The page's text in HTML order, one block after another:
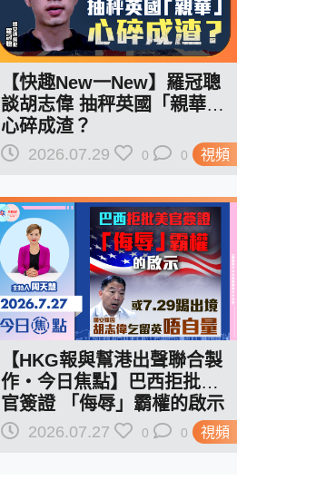
視頻
【快趣New一New】羅冠聰
談胡志偉 抽秤英國「親華」
心碎成渣？
2026.07.29 0 0
視頻
【HKG報與幫港出聲聯合製
作‧今日焦點】巴西拒批美
官簽證 「侮辱」霸權的啟示
或7.29踢出境 胡志偉乞留英
2026.07.27 0 0